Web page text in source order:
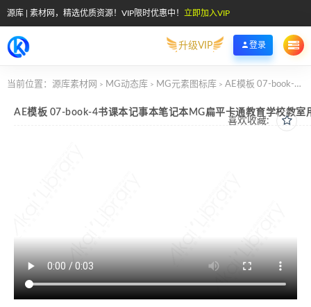
源库 | 素材网，精选优质资源！VIP限时优惠中！ 立即加入VIP
升级VIP 登录
当前位置： 源库素材网 > MG动态库 > MG元素图标库 > AE模板 07-book-4书课本记事本笔记本MG扁平卡通教育学校教室用具元素图标
喜欢收藏:
AE模板 07-book-4书课本记事本笔记本MG扁平卡通教育学校教室